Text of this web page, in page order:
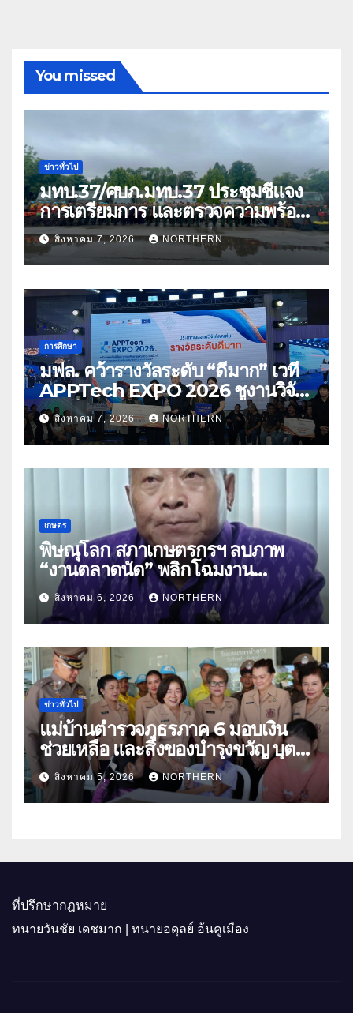
You missed
ข่าวทั่วไป
มทบ.37/ศบภ.มทบ.37 ประชุมชี้แจง
การเตรียมการ และตรวจความพร้อม
ด้านการบรรเทาสาธารณภัย
สิงหาคม 7, 2026 NORTHERN
การศึกษา
มฟล. คว้ารางวัลระดับ “ดีมาก” เวที
APPTech EXPO 2026 ชูงานวิจัย
สมุนไพร ขับเคลื่อนนวัตกรรมสู่เชิง
พาณิชย์
สิงหาคม 7, 2026 NORTHERN
เกษตร
พิษณุโลก สภาเกษตรกรฯ ลบภาพ
“งานตลาดนัด” พลิกโฉมงาน
“เกษตรรุ่งเรืองเมืองสองแคว 69” มุ่ง
ประโยชน์เกษตรกร ดึงนวัตกรรม-จับ
คู่ธุรกิจดันสินค้าเกษตรสู่สากล (คลิป)
สิงหาคม 6, 2026 NORTHERN
ข่าวทั่วไป
แม่บ้านตำรวจภูธรภาค 6 มอบเงิน
ช่วยเหลือ และสิ่งของบำรุงขวัญ บุตร-
ธิดา ข้าราชการตำรวจจังหวัด
อุทัยธานี
สิงหาคม 5, 2026 NORTHERN
ที่ปรึกษากฎหมาย
ทนายวันชัย เดชมาก | ทนายอดุลย์ อ้นคูเมือง